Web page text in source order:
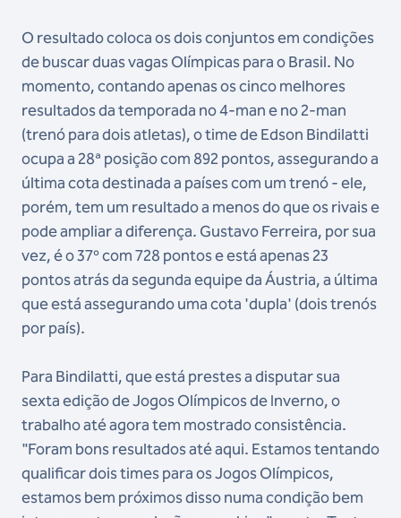
O resultado coloca os dois conjuntos em condições
de buscar duas vagas Olímpicas para o Brasil. No
momento, contando apenas os cinco melhores
resultados da temporada no 4-man e no 2-man
(trenó para dois atletas), o time de Edson Bindilatti
ocupa a 28ª posição com 892 pontos, assegurando a
última cota destinada a países com um trenó - ele,
porém, tem um resultado a menos do que os rivais e
pode ampliar a diferença. Gustavo Ferreira, por sua
vez, é o 37º com 728 pontos e está apenas 23
pontos atrás da segunda equipe da Áustria, a última
que está assegurando uma cota 'dupla' (dois trenós
por país).
Para Bindilatti, que está prestes a disputar sua
sexta edição de Jogos Olímpicos de Inverno, o
trabalho até agora tem mostrado consistência.
"Foram bons resultados até aqui. Estamos tentando
qualificar dois times para os Jogos Olímpicos,
estamos bem próximos disso numa condição bem